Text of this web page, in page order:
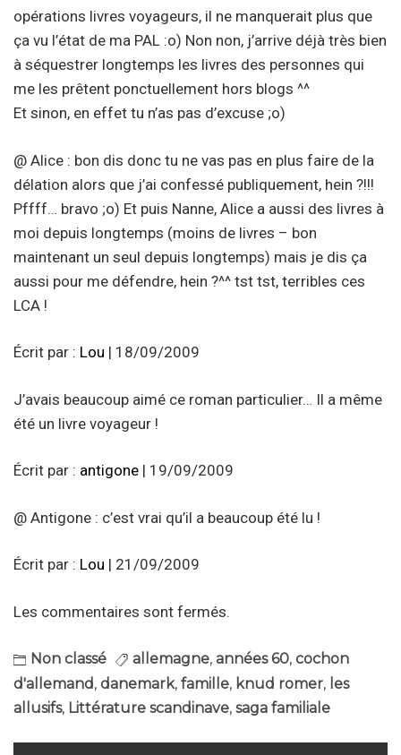
opérations livres voyageurs, il ne manquerait plus que
ça vu l’état de ma PAL :o) Non non, j’arrive déjà très bien
à séquestrer longtemps les livres des personnes qui
me les prêtent ponctuellement hors blogs ^^
Et sinon, en effet tu n’as pas d’excuse ;o)
@ Alice : bon dis donc tu ne vas pas en plus faire de la
délation alors que j’ai confessé publiquement, hein ?!!!
Pffff… bravo ;o) Et puis Nanne, Alice a aussi des livres à
moi depuis longtemps (moins de livres – bon
maintenant un seul depuis longtemps) mais je dis ça
aussi pour me défendre, hein ?^^ tst tst, terribles ces
LCA !
Écrit par : Lou | 18/09/2009
J’avais beaucoup aimé ce roman particulier… Il a même
été un livre voyageur !
Écrit par : antigone | 19/09/2009
@ Antigone : c’est vrai qu’il a beaucoup été lu !
Écrit par : Lou | 21/09/2009
Les commentaires sont fermés.
Non classé allemagne, années 60, cochon
d'allemand, danemark, famille, knud romer, les
allusifs, Littérature scandinave, saga familiale